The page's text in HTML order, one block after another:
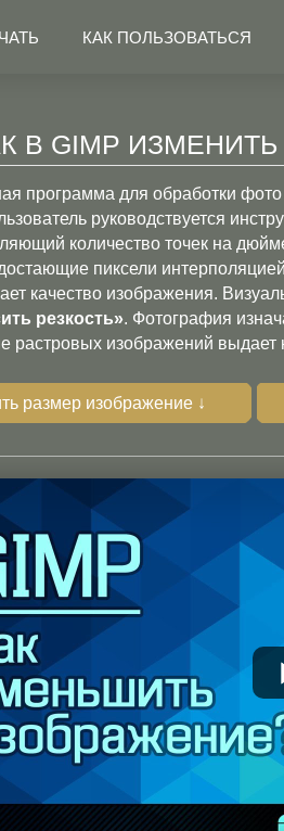
КАК ПОЛЬЗОВАТЬСЯ
В GIMP
программа для обработки
руководствуется
количество точек на
пиксели
качество изображения.
резкость». Фотография
растровых изображений выдает
размер изображение ↓